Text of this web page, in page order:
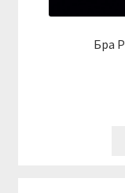
Бра